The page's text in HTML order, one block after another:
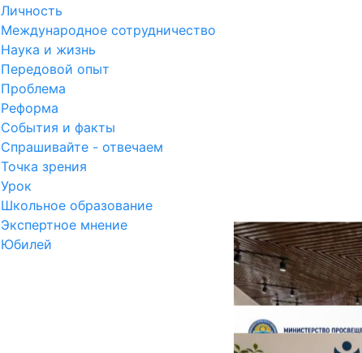
Личность
Международное сотрудничество
Наука и жизнь
Передовой опыт
Проблема
Реформа
События и факты
Спрашивайте - отвечаем
Точка зрения
Урок
Школьное образование
Экспертное мнение
Юбилей